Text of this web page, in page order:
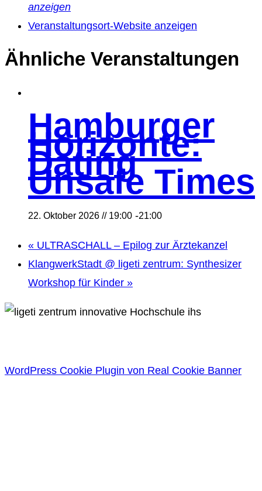
anzeigen
Veranstaltungsort-Website anzeigen
Ähnliche Veranstaltungen
Hamburger
Horizonte:
Dating
Unsafe Times
22. Oktober 2026 // 19:00 -21:00
« ULTRASCHALL – Epilog zur Ärztekanzel
KlangwerkStadt @ ligeti zentrum: Synthesizer
Workshop für Kinder »
WordPress Cookie Plugin von Real Cookie Banner